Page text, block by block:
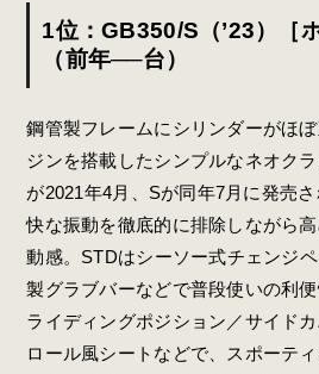
1位：GB350/S（’23）［
（前年──台）
鋼管製フレームにシリンダーがほ
ジンを搭載したシンプルなネオク
が2021年4月、Sが同年7月に発売
快な振動を徹底的に排除しながら
動感。STDはシーソー式チェンジ
製グラブバーなどで普段使いの利
ライディングポジション／サイド
ロール風シートなどで、スポーテ